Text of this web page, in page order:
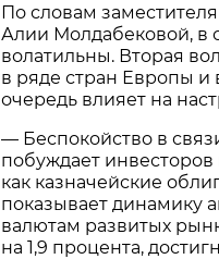
По словам
Алии Молдабековой, в
волатильны. Вторая
в ряде стран Европы и
очередь влияет на
— Беспокойство в
побуждает инвесторов
как казначейские
показывает динамику
валютам развитых
на 1,9 процента,